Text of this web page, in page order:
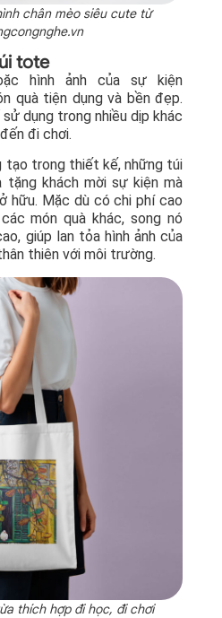
chân mèo siêu cute từ
tote
hình ảnh của sự kiện
quà tiện dụng và bền đẹp.
dụng trong nhiều dịp khác
đi chơi.
tạo trong thiết kế, những túi
khách mời sự kiện mà
hữu. Mặc dù có chi phí cao
món quà khác, song nó
giúp lan tỏa hình ảnh của
thiên với môi trường.
thích hợp đi học, đi chơi